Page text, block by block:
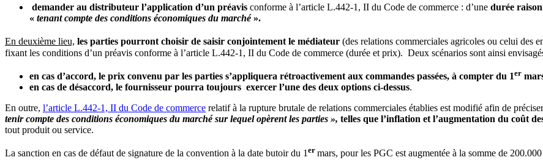
demander au distributeur l’application d’un préavis conforme à l’article L.442-1, II du Code de commerce : d’une durée
« tenant compte des conditions économiques du marché».
En deuxième lieu, les parties pourront choisir de saisir conjointement le médiateur (des relations commerciales agricoles ou celui des
fixant les conditions d’un préavis conforme à l’article L.442-1, II du Code de commerce (durée et prix). Deux scénarios sont ainsi
en cas d’accord, le prix convenu par les parties s’appliquera rétroactivement aux commandes passées, à compter du 1er
en cas de désaccord, le fournisseur pourra toujours exercer l’une des deux options ci-dessus.
En outre, l’article L.442-1, II du Code de commerce relatif à la rupture brutale de relations commerciales établies est modifié afin de
tenir compte des conditions économiques du marché sur lequel opèrent les parties », telles que l’inflation et l’augmentation du coût
tout produit ou service.
La sanction en cas de défaut de signature de la convention à la date butoir du 1 er mars, pour les PGC est augmentée à la somme de